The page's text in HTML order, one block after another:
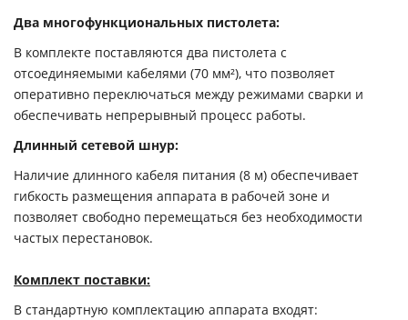
Два многофункциональных пистолета:
В комплекте поставляются два пистолета с
отсоединяемыми кабелями (70 мм²), что позволяет
оперативно переключаться между режимами сварки и
обеспечивать непрерывный процесс работы.
Длинный сетевой шнур:
Наличие длинного кабеля питания (8 м) обеспечивает
гибкость размещения аппарата в рабочей зоне и
позволяет свободно перемещаться без необходимости
частых перестановок.
Комплект поставки:
В стандартную комплектацию аппарата входят: